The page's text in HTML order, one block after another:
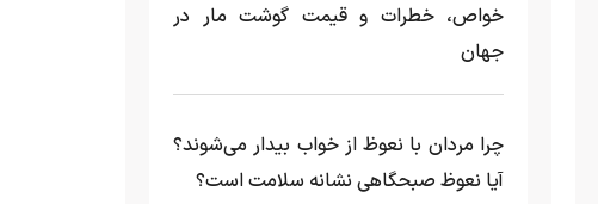
خواص، خطرات و قیمت گوشت مار در
جهان
چرا مردان با نعوظ از خواب بیدار می‌شوند؟
آیا نعوظ صبحگاهی نشانه سلامت است؟